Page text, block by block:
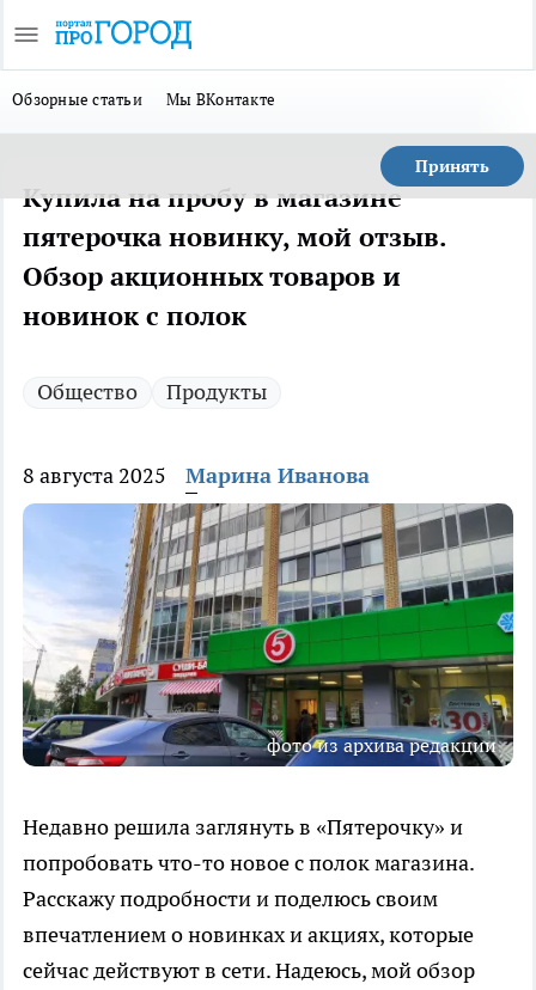
Обзорные статьи Мы ВКонтакте
Принять
Купила на пробу в магазине
пятерочка новинку, мой отзыв.
Обзор акционных товаров и
новинок с полок
Общество Продукты
8 августа 2025 Марина Иванова
фото из архива редакции
Недавно решила заглянуть в «Пятерочку» и
попробовать что-то новое с полок магазина.
Расскажу подробности и поделюсь своим
впечатлением о новинках и акциях, которые
сейчас действуют в сети. Надеюсь, мой обзор